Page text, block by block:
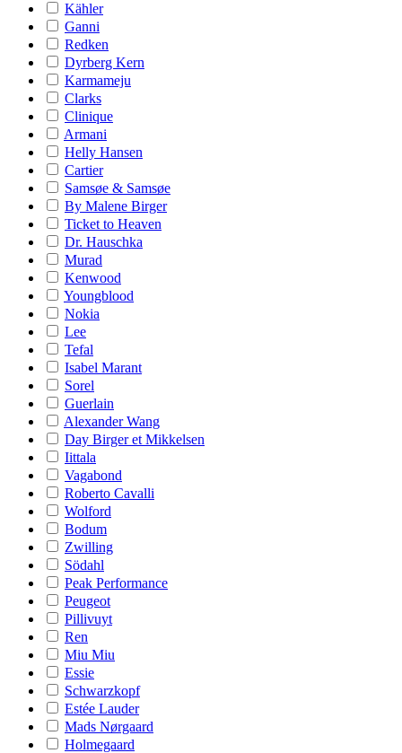
Kähler
Ganni
Redken
Dyrberg Kern
Karmameju
Clarks
Clinique
Armani
Helly Hansen
Cartier
Samsøe & Samsøe
By Malene Birger
Ticket to Heaven
Dr. Hauschka
Murad
Kenwood
Youngblood
Nokia
Lee
Tefal
Isabel Marant
Sorel
Guerlain
Alexander Wang
Day Birger et Mikkelsen
Iittala
Vagabond
Roberto Cavalli
Wolford
Bodum
Zwilling
Södahl
Peak Performance
Peugeot
Pillivuyt
Ren
Miu Miu
Essie
Schwarzkopf
Estée Lauder
Mads Nørgaard
Holmegaard